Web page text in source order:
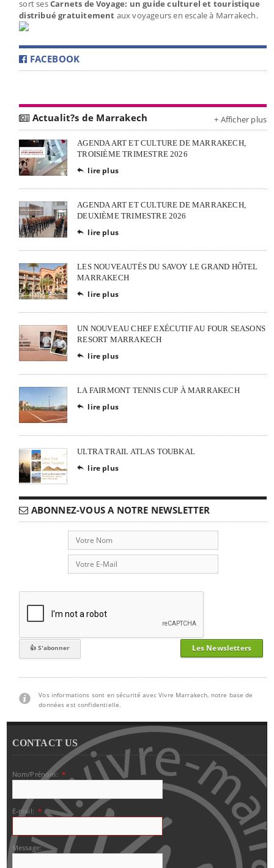
sort sesCarnets de Voyage: un guide culturel et touristique
distribué gratuitement aux voyageurs en escale à Marrakech.
FACEBOOK
Actualit?s de Marrakech + Afficher plus
AGENDA ART ET CULTURE DE MARRAKECH,
TROISIÈME TRIMESTRE 2026
 lire plus
AGENDA ART ET CULTURE DE MARRAKECH,
DEUXIÈME TRIMESTRE 2026
 lire plus
LES NOUVEAUTÉS DU SAVOY LE GRAND HÔTEL
MARRAKECH
 lire plus
UN NOUVEAU CHEF EXÉCUTIF AU FOUR SEASONS
RESORT MARRAKECH
 lire plus
LA FAIRMONT TENNIS CUP À MARRAKECH
 lire plus
ULTRA TRAIL ATLAS TOUBKAL
 lire plus
ABONNEZ-VOUS A NOTRE NEWSLETTER
Les Newsletters
Vos informations sont en sécurité avec Vivre Marrakech, notre base de
données est confidentielle.
CONTACT US
Nom/Prénom: *
E-mail: *
Message: